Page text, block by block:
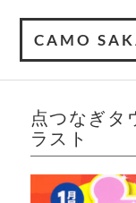
CAMO
点つなぎタ
ラスト